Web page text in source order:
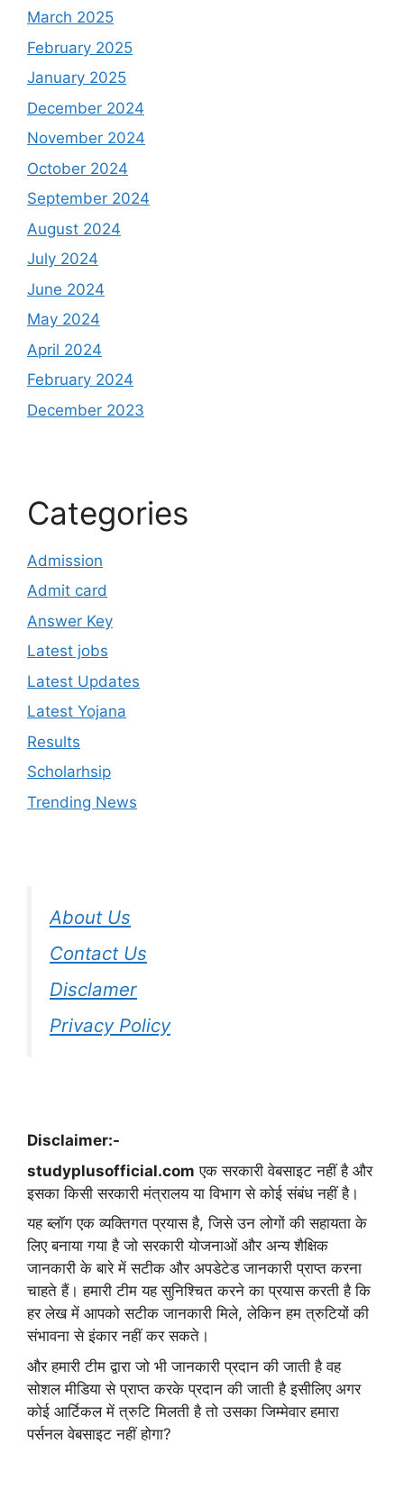
March 2025
February 2025
January 2025
December 2024
November 2024
October 2024
September 2024
August 2024
July 2024
June 2024
May 2024
April 2024
February 2024
December 2023
Categories
Admission
Admit card
Answer Key
Latest jobs
Latest Updates
Latest Yojana
Results
Scholarhsip
Trending News
About Us
Contact Us
Disclamer
Privacy Policy
Disclaimer:-
studyplusofficial.com एक सरकारी वेबसाइट नहीं है और
इसका किसी सरकारी मंत्रालय या विभाग से कोई संबंध नहीं है।
यह ब्लॉग एक व्यक्तिगत प्रयास है, जिसे उन लोगों की सहायता के
लिए बनाया गया है जो सरकारी योजनाओं और अन्य शैक्षिक
जानकारी के बारे में सटीक और अपडेटेड जानकारी प्राप्त करना
चाहते हैं। हमारी टीम यह सुनिश्चित करने का प्रयास करती है कि
हर लेख में आपको सटीक जानकारी मिले, लेकिन हम त्रुटियों की
संभावना से इंकार नहीं कर सकते।
और हमारी टीम द्वारा जो भी जानकारी प्रदान की जाती है वह
सोशल मीडिया से प्राप्त करके प्रदान की जाती है इसीलिए अगर
कोई आर्टिकल में त्रुटि मिलती है तो उसका जिम्मेवार हमारा
पर्सनल वेबसाइट नहीं होगा?